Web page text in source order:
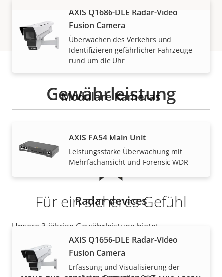
MEHR ANZEIGEN
AXIS Q1686-DLE Radar-Video
Fusion Camera
Überwachen des Verkehrs und
Identifizieren gefährlicher Fahrzeuge
rund um die Uhr
Modulare Kameras
AXIS FA54 Main Unit
Leistungsstarke Überwachung mit
Mehrfachansicht und Forensic WDR
Radar devices
AXIS Q1656-DLE Radar-Video
Fusion Camera
Erfassung und Visualisierung der
Gewährleistung
Für ein sicheres Gefühl
Unsere 3-jährige Gewährleistung bietet
störungsfreien Betrieb und Kontrolle über Ihre
Kosten.